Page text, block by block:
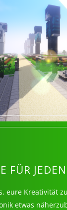
FÜR JEDEN
eure Kreativität
etwas